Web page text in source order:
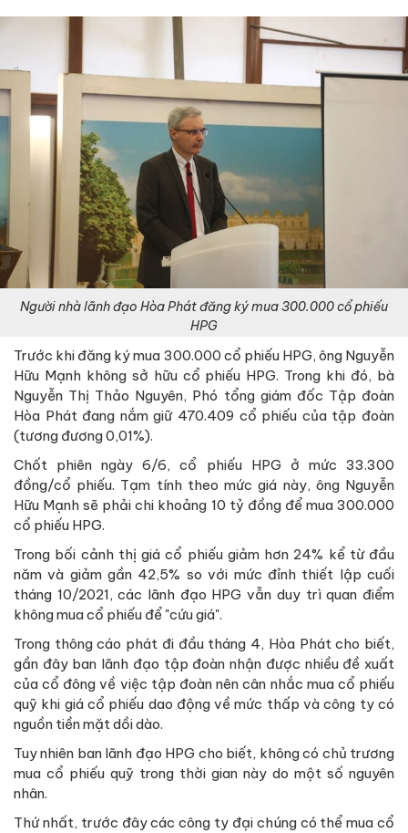
Người nhà lãnh đạo Hòa Phát đăng ký mua 300.000 cổ phiếu
HPG
Trước khi đăng ký mua 300.000 cổ phiếu HPG, ông Nguyễn
Hữu Mạnh không sở hữu cổ phiếu HPG. Trong khi đó, bà
Nguyễn Thị Thảo Nguyên, Phó tổng giám đốc Tập đoàn
Hòa Phát đang nắm giữ 470.409 cổ phiếu của tập đoàn
(tương đương 0,01%).
Chốt phiên ngày 6/6, cổ phiếu HPG ở mức 33.300
đồng/cổ phiếu. Tạm tính theo mức giá này, ông Nguyễn
Hữu Mạnh sẽ phải chi khoảng 10 tỷ đồng để mua 300.000
cổ phiếu HPG.
Trong bối cảnh thị giá cổ phiếu giảm hơn 24% kể từ đầu
năm và giảm gần 42,5% so với mức đỉnh thiết lập cuối
tháng 10/2021, các lãnh đạo HPG vẫn duy trì quan điểm
không mua cổ phiếu để "cứu giá".
Trong thông cáo phát đi đầu tháng 4, Hòa Phát cho biết,
gần đây ban lãnh đạo tập đoàn nhận được nhiều đề xuất
của cổ đông về việc tập đoàn nên cân nhắc mua cổ phiếu
quỹ khi giá cổ phiếu dao động về mức thấp và công ty có
nguồn tiền mặt dồi dào.
Tuy nhiên ban lãnh đạo HPG cho biết, không có chủ trương
mua cổ phiếu quỹ trong thời gian này do một số nguyên
nhân.
Thứ nhất, trước đây các công ty đại chúng có thể mua cổ